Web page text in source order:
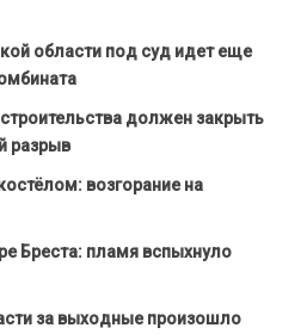
области под суд идет еще
должен закрыть
разрыв
возгорание на
Бреста: пламя вспыхнуло
за выходные произошло